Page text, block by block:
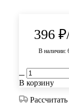
396 ₽
В наличии:
В корзину